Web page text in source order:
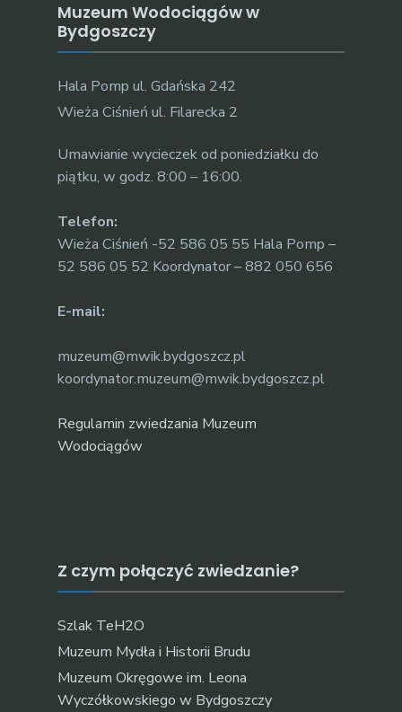
Muzeum Wodociągów w
Bydgoszczy
Hala Pomp ul. Gdańska 242
Wieża Ciśnień ul. Filarecka 2
Umawianie wycieczek od poniedziałku do
piątku, w godz. 8:00 – 16:00.
Telefon:
Wieża Ciśnień -52 586 05 55 Hala Pomp –
52 586 05 52 Koordynator – 882 050 656
E-mail:
muzeum@mwik.bydgoszcz.pl
koordynator.muzeum@mwik.bydgoszcz.pl
Regulamin zwiedzania Muzeum
Wodociągów
Z czym połączyć zwiedzanie?
Szlak TeH2O
Muzeum Mydła i Historii Brudu
Muzeum Okręgowe im. Leona
Wyczółkowskiego w Bydgoszczy